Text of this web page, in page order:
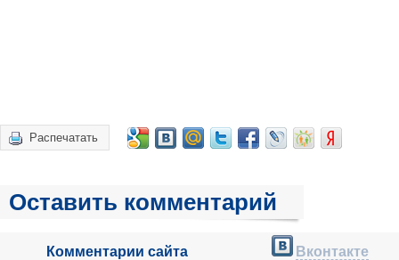
Распечатать
Оставить комментарий
Комментарии сайта Вконтакте